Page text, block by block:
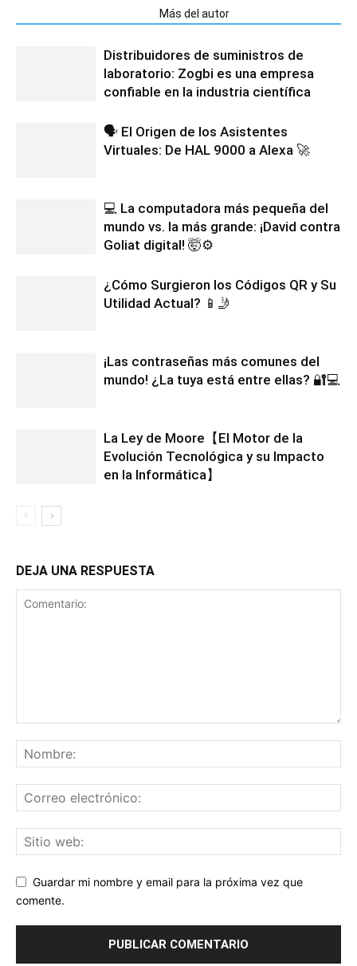
Más del autor
Distribuidores de suministros de
laboratorio: Zogbi es una empresa
confiable en la industria científica
🗣️ El Origen de los Asistentes
Virtuales: De HAL 9000 a Alexa 🚀
💻 La computadora más pequeña del
mundo vs. la más grande: ¡David contra
Goliat digital! 🤯⚙️
¿Cómo Surgieron los Códigos QR y Su
Utilidad Actual? 📱🤳
¡Las contraseñas más comunes del
mundo! ¿La tuya está entre ellas? 🔐💻
La Ley de Moore【El Motor de la
Evolución Tecnológica y su Impacto
en la Informática】
DEJA UNA RESPUESTA
Guardar mi nombre y email para la próxima vez que
comente.